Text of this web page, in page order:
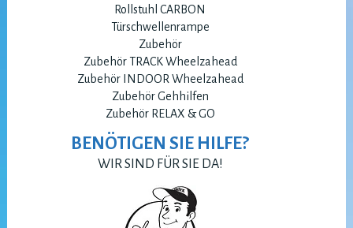
Rollstuhl CARBON
Türschwellenrampe
Zubehör
Zubehör TRACK Wheelzahead
Zubehör INDOOR Wheelzahead
Zubehör Gehhilfen
Zubehör RELAX & GO
BENÖTIGEN SIE HILFE?
WIR SIND FÜR SIE DA!